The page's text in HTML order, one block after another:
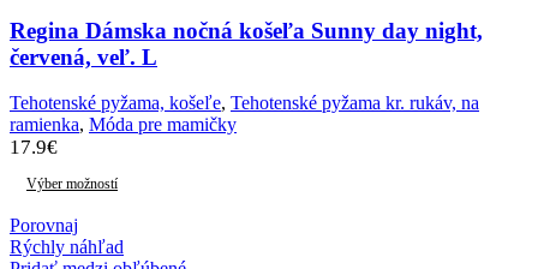
Regina Dámska nočná košeľa Sunny day night,
červená, veľ. L
Tehotenské pyžama, košeľe, Tehotenské pyžama kr. rukáv, na
ramienka, Móda pre mamičky
17.9€
Výber možností
Porovnaj
Rýchly náhľad